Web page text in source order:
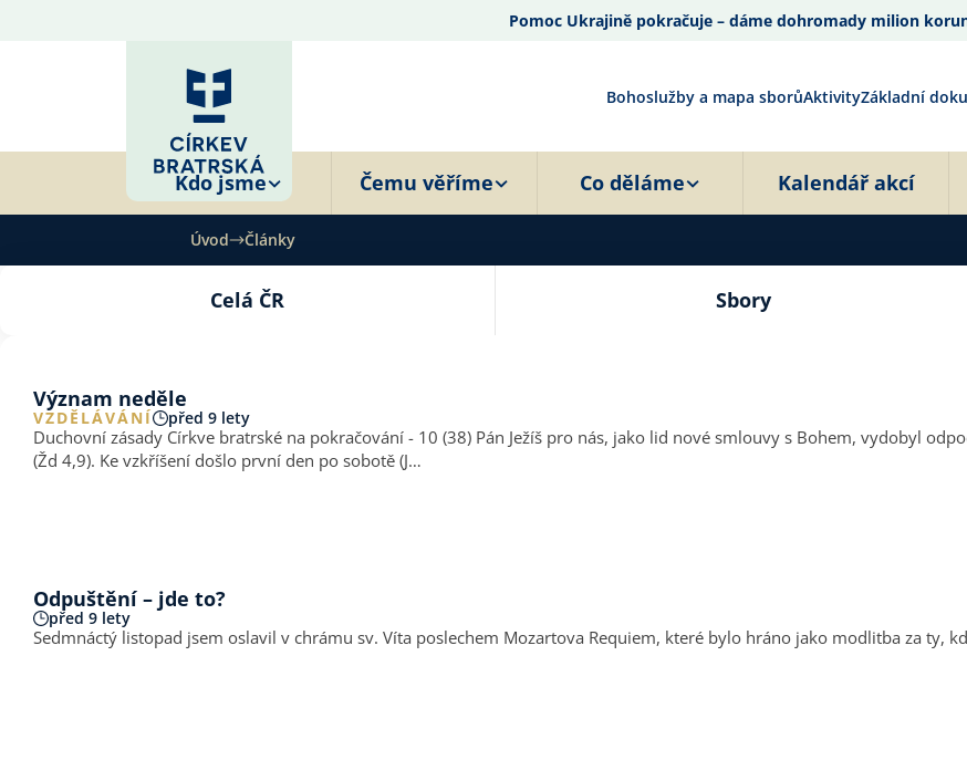
Pomoc Ukrajině pokračuje – dáme dohromady milion
Bohoslužby a mapa sborůAktivityZákladní
Kdo jsme Čemu věříme Co děláme Kalendář akcí
Úvod Články
Celá ČR Sbory
Význam neděle
VZDĚLÁVÁNÍ před 9 lety
Duchovní zásady Církve bratrské na pokračování - 10 (38) Pán Ježíš pro nás, jako lid nové smlouvy s Bohem, vydobyl odpočinutí (vstup do nebeského domova) svou obětí a vzkříšením
(Žd 4,9). Ke vzkříšení došlo první den po sobotě (J…
Odpuštění – jde to?
před 9 lety
Sedmnáctý listopad jsem oslavil v chrámu sv. Víta poslechem Mozartova Requiem, které bylo hráno jako modlitba za ty,